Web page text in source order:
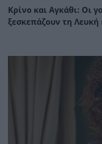
Κρίνο και Αγκάθι: Οι
ξεσκεπάζουν τη Λευκή